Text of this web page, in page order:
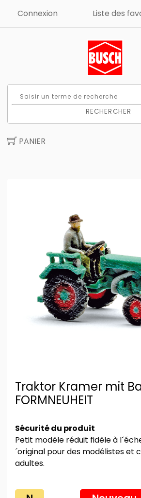
Connexion Liste des
RECHERCHER
PANIER
Traktor Kramer mit
FORMNEUHEIT
Sécurité du produit
Petit modèle réduit fidèle à
´original pour des modélistes et
adultes.